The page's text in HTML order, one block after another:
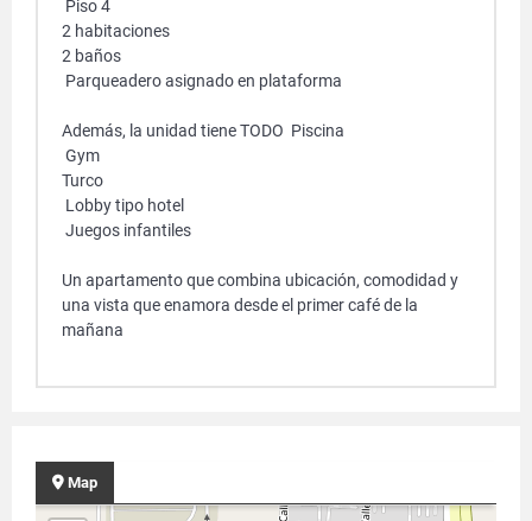
Piso 4
2 habitaciones
2 baños
Parqueadero asignado en plataforma
Además, la unidad tiene TODO Piscina
Gym
Turco
Lobby tipo hotel
Juegos infantiles
Un apartamento que combina ubicación, comodidad y
una vista que enamora desde el primer café de la
mañana
Map